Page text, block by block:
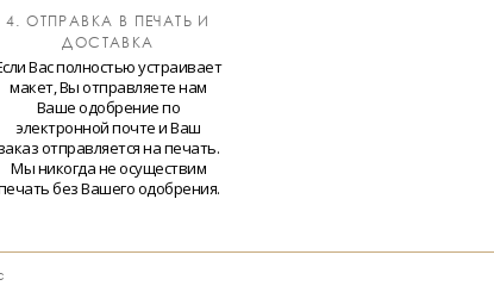
4. ОТПРАВКА В ПЕЧАТЬ И
ДОСТАВКА
Вас полностью устраивает
макет, Вы отправляете нам
Ваше одобрение по
электронной почте и Ваш
заказ отправляется на печать.
Мы никогда не осуществим
без Вашего одобрения.